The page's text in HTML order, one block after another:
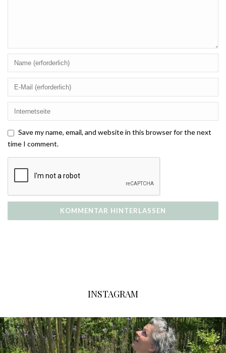
Save my name, email, and website in this browser for the next
time I comment.
INSTAGRAM